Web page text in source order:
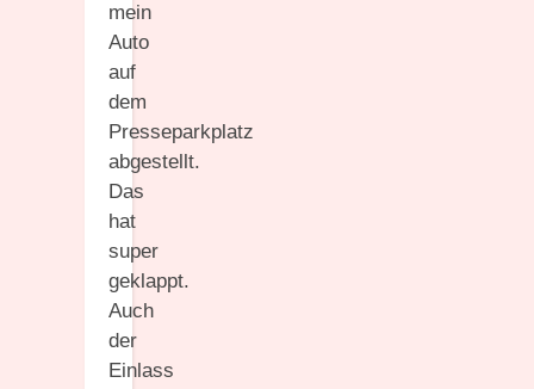
mein
Auto
auf
dem
Presseparkplatz
abgestellt.
Das
hat
super
geklappt.
Auch
der
Einlass